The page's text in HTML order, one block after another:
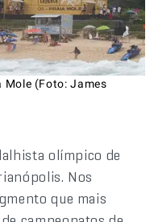
Mole (Foto: James
olímpico de
Nos
que mais